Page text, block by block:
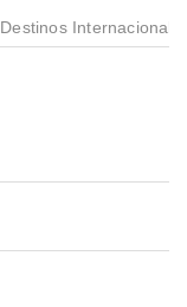
Destinos